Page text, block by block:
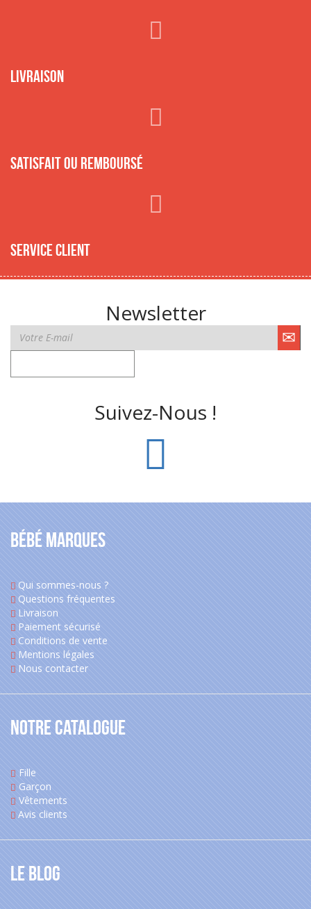
Livraison
Satisfait ou remboursé
Service client
Newsletter
Suivez-Nous !
Bébé Marques
Qui sommes-nous ?
Questions fréquentes
Livraison
Paiement sécurisé
Conditions de vente
Mentions légales
Nous contacter
Notre catalogue
Fille
Garçon
Vêtements
Avis clients
Le blog